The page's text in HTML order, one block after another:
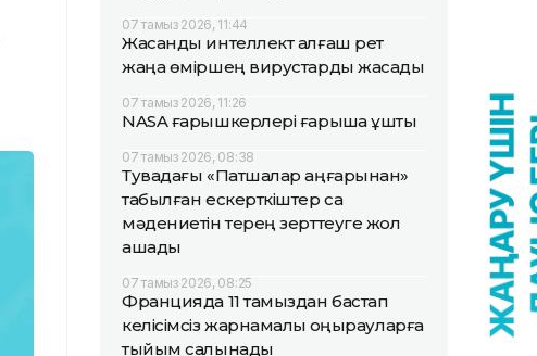
07 тамыз 2026, 11:44
Жасанды интеллект алғаш рет
жаңа өміршең вирустарды жасады
07 тамыз 2026, 11:26
NASA ғарышкерлері ғарышқа ұшты
07 тамыз 2026, 08:38
Тувадағы «Патшалар аңғарынан»
табылған ескерткіштер сақ
мәдениетін терең зерттеуге жол
ашады
07 тамыз 2026, 08:25
Францияда 11 тамыздан бастап
келісімсіз жарнамалық қоңырауларға
тыйым салынады